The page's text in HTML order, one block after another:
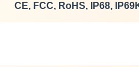
CE, FCC, RoHS, IP68,